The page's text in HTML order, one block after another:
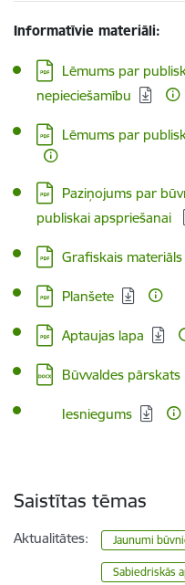
Informatīvie materiāli:
Lejupielādēt:
Lēmums par
nepieciešamību
Lejupielādēt:
Lēmums par
Lejupielādēt:
Paziņojums par
publiskai apspriešanai
Lejupielādēt:
Grafiskais materiāls
Lejupielādēt:
Planšete
Lejupielādēt:
Aptaujas lapa
Lejupielādēt:
Būvvaldes pārskats
Lejupielādēt:
Iesniegums
Saistītas tēmas
Aktualitātes: Jaunumi
Sabiedriskās